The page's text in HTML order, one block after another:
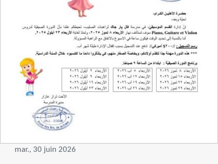
mar., 30 juin 2026